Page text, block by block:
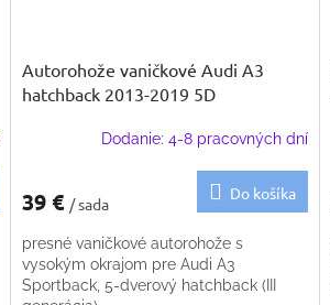
Autorohože vaničkové Audi A3
hatchback 2013-2019 5D
Dodanie: 4-8 pracovných dní
39 € / sada
Do košíka
presné vaničkové autorohože s
vysokým okrajom pre Audi A3
Sportback, 5-dverový hatchback (III